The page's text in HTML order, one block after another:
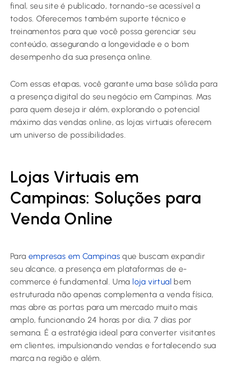
final, seu site é publicado, tornando-se acessível a
todos. Oferecemos também suporte técnico e
treinamentos para que você possa gerenciar seu
conteúdo, assegurando a longevidade e o bom
desempenho da sua presença online.
Com essas etapas, você garante uma base sólida para
a presença digital do seu negócio em Campinas. Mas
para quem deseja ir além, explorando o potencial
máximo das vendas online, as lojas virtuais oferecem
um universo de possibilidades.
Lojas Virtuais em
Campinas: Soluções para
Venda Online
Para empresas em Campinas que buscam expandir
seu alcance, a presença em plataformas de e-
commerce é fundamental. Uma loja virtual bem
estruturada não apenas complementa a venda física,
mas abre as portas para um mercado muito mais
amplo, funcionando 24 horas por dia, 7 dias por
semana. É a estratégia ideal para converter visitantes
em clientes, impulsionando vendas e fortalecendo sua
marca na região e além.